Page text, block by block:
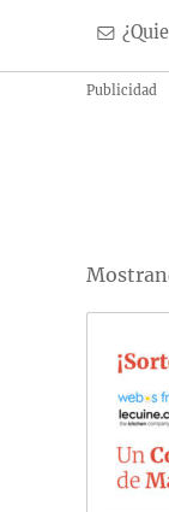
Publicidad